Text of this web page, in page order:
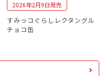
2026年2月9日発売
すみっコぐらしレクタングル
チョコ缶